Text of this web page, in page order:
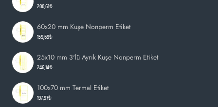
200,61₺
60x20 mm Kuşe Nonperm Etiket
159,69₺
25x10 mm 3'lü Ayrık Kuşe Nonperm Etiket
246,14₺
100x70 mm Termal Etiket
197,97₺